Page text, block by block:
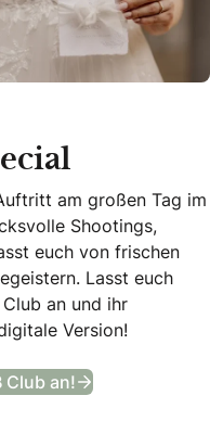
am großen Tag im
Shootings,
euch von frischen
Lasst euch
an und ihr
Version!
Club an! Das